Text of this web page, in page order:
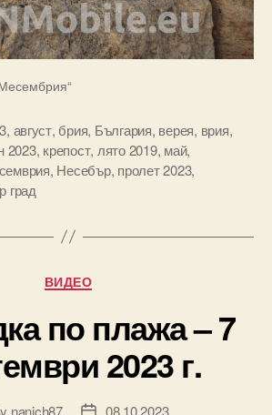
, август, брия, България, верея, врия,
2023, крепост, лято 2019, май,
, Несебър, пролет 2023,
град
Categories
ВИДЕО
по плажа – 7
2023 г.